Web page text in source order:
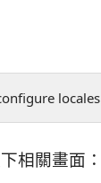
locales
相關畫面：